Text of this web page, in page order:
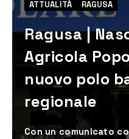
ATTUALITÀ RAGUSA
Ragusa |
Agricola
nuovo polo
regionale
Con un comunicato